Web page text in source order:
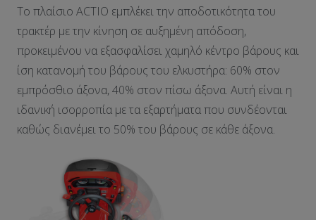
Το πλαίσιο ACTIO εμπλέκει την αποδοτικότητα του
τρακτέρ με την κίνηση σε αυξημένη απόδοση,
προκειμένου να εξασφαλίσει χαμηλό κέντρο βάρους και
ίση κατανομή του βάρους του ελκυστήρα: 60% στον
εμπρόσθιο άξονα, 40% στον πίσω άξονα. Αυτή είναι η
ιδανική ισορροπία με τα εξαρτήματα που συνδέονται
καθώς διανέμει το 50% του βάρους σε κάθε άξονα.